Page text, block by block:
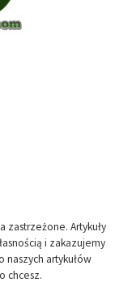
zastrzeżone. Artykuły
i zakazujemy
artykułów
chcesz.